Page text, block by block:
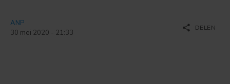
ANP
30 mei 2020 - 21:33
share DELEN